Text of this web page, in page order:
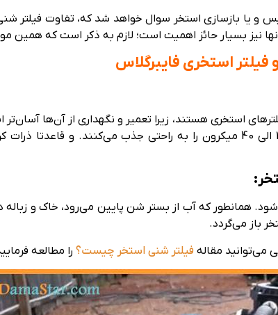
یا بازسازی استخر سوال خواهد شد که، تفاوت فیلتر شنی
نیز بسیار حائز اهمیت است؛ لازم به ذکر است که همین
استخری فایبرگلاس
استخری هستند، زیرا تعمیر و نگهداری از آن‌ها
همانطور که آب از بستر شن پایین می‌رود، خاک و
باز می‌گردد.
می‌توانید مقاله فیلتر شنی استخر چیست؟ را مطالعه